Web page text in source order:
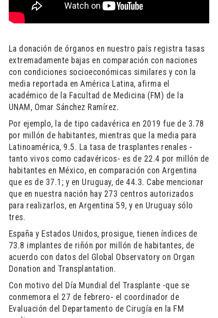
La donación de órganos en nuestro país registra tasas
extremadamente bajas en comparación con naciones
con condiciones socioeconómicas similares y con la
media reportada en América Latina, afirma el
académico de la Facultad de Medicina (FM) de la
UNAM, Omar Sánchez Ramírez.
Por ejemplo, la de tipo cadavérica en 2019 fue de 3.78
por millón de habitantes, mientras que la media para
Latinoamérica, 9.5. La tasa de trasplantes renales -
tanto vivos como cadavéricos- es de 22.4 por millón de
habitantes en México, en comparación con Argentina
que es de 37.1; y en Uruguay, de 44.3. Cabe mencionar
que en nuestra nación hay 273 centros autorizados
para realizarlos, en Argentina 59, y en Uruguay sólo
tres.
España y Estados Unidos, prosigue, tienen índices de
73.8 implantes de riñón por millón de habitantes, de
acuerdo con datos del Global Observatory on Organ
Donation and Transplantation.
Con motivo del Día Mundial del Trasplante -que se
conmemora el 27 de febrero- el coordinador de
Evaluación del Departamento de Cirugía en la FM